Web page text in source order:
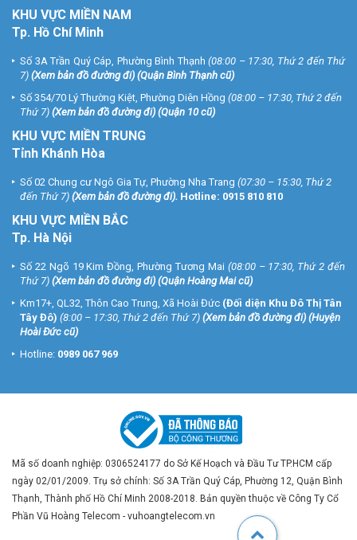
KHU VỰC MIỀN NAM
Tp. Hồ Chí Minh
Số 3A Trần Quý Cáp, Phường Bình Thạnh (08:00 – 17:30, Thứ 2 đến Thứ
7) (Xem bản đồ đường đi) (Quận Bình Thạnh cũ)
Số 354/70 Lý Thường Kiệt, Phường Diên Hồng (08:00 – 17:30, Thứ 2 đến
Thứ 7) (Xem bản đồ đường đi) (Quận 10 cũ)
KHU VỰC MIỀN TRUNG
Tỉnh Khánh Hòa
Số 02 Chung cư Ngô Gia Tự, Phường Nha Trang (07:30 – 15:30, Thứ 2
đến Thứ 7) (Xem bản đồ đường đi). Hotline: 0915 810 810
KHU VỰC MIỀN BẮC
Tp. Hà Nội
Số 22 Ngõ 19 Kim Đồng, Phường Tương Mai (08:00 – 17:30, Thứ 2 đến
Thứ 7) (Xem bản đồ đường đi) (Quận Hoàng Mai cũ)
Km17+, QL32, Thôn Cao Trung, Xã Hoài Đức (Đối diện Khu Đô Thị Tân
Tây Đô) (8:00 – 17:30, Thứ 2 đến Thứ 7) (Xem bản đồ đường đi) (Huyện
Hoài Đức cũ)
Hotline: 0989 067 969
Mã số doanh nghiệp: 0306524177 do Sở Kế Hoạch và Đầu Tư TP.HCM cấp
ngày 02/01/2009. Trụ sở chính: Số 3A Trần Quý Cáp, Phường 12, Quận Bình
Thạnh, Thành phố Hồ Chí Minh 2008-2018. Bản quyền thuộc về Công Ty Cổ
Phần Vũ Hoàng Telecom - vuhoangtelecom.vn